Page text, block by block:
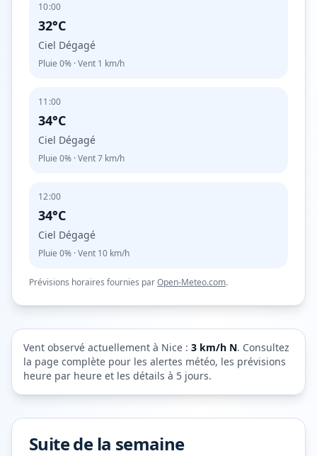
10:00
32°C
Ciel Dégagé
Pluie 0% · Vent 1 km/h
11:00
34°C
Ciel Dégagé
Pluie 0% · Vent7 km/h
12:00
34°C
Ciel Dégagé
Pluie 0% · Vent 10 km/h
Prévisions horaires fournies parOpen-Meteo.com.
Vent observé actuellement à Nice : 3 km/h N. Consultez
la page complète pour les alertes météo, les prévisions
heure par heure et les détails à 5 jours.
Suite de la semaine